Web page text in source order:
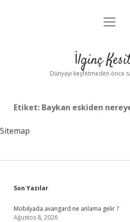
Anasayfa
Yasal Uyarı
menüyü
İlginç
Dünyayı keşfetmeden önce
Etiket: Baykan eskiden
Sitemap
Sidebar
Son Yazılar
Mobilyada avangard ne anlama gelir ?
Ağustos 8, 2026